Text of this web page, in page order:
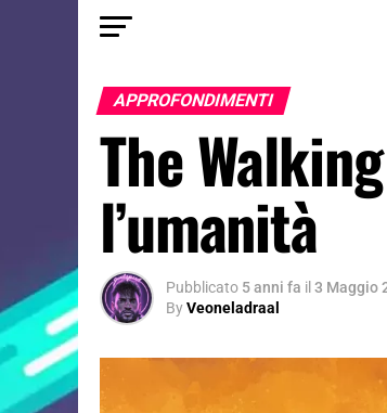
APPROFONDIMENTI
The
l’umanità
Pubblicato 5 anni fa il 3 Maggio
ByVeoneladraal